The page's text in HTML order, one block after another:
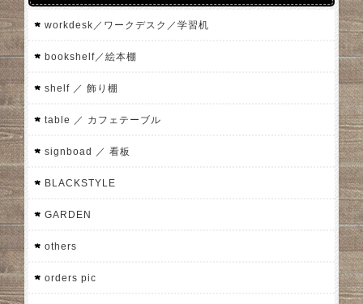
workdesk／ワークデスク／学習机
bookshelf／絵本棚
shelf ／ 飾り棚
table ／ カフェテーブル
signboad ／ 看板
BLACKSTYLE
GARDEN
others
orders pic